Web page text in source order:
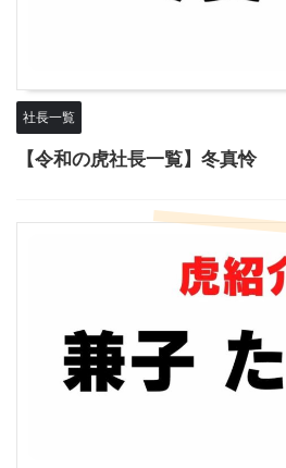
社長一覧
【令和の虎社長一覧】冬真怜